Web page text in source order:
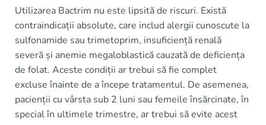
Utilizarea Bactrim nu este lipsită de riscuri. Există
contraindicații absolute, care includ alergii cunoscute la
sulfonamide sau trimetoprim, insuficiență renală
severă și anemie megaloblastică cauzată de deficiența
de folat. Aceste condiții ar trebui să fie complet
excluse înainte de a începe tratamentul. De asemenea,
pacienții cu vârsta sub 2 luni sau femeile însărcinate, în
special în ultimele trimestre, ar trebui să evite acest